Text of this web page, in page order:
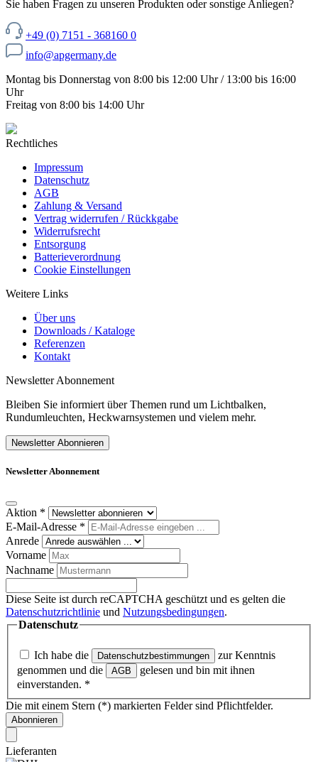
Sie haben Fragen zu unseren Produkten oder sonstige Anliegen?
+49 (0) 7151 - 368160 0
info@apgermany.de
Montag bis Donnerstag von 8:00 bis 12:00 Uhr / 13:00 bis 16:00
Uhr
Freitag von 8:00 bis 14:00 Uhr
Rechtliches
Impressum
Datenschutz
AGB
Zahlung & Versand
Vertrag widerrufen / Rückkgabe
Widerrufsrecht
Entsorgung
Batterieverordnung
Cookie Einstellungen
Weitere Links
Über uns
Downloads / Kataloge
Referenzen
Kontakt
Newsletter Abonnement
Bleiben Sie informiert über Themen rund um Lichtbalken,
Rundumleuchten, Heckwarnsystemen und vielem mehr.
Newsletter Abonnieren
Newsletter Abonnement
Aktion *
E-Mail-Adresse *
Anrede
Vorname
Nachname
Diese Seite ist durch reCAPTCHA geschützt und es gelten die
Datenschutzrichtlinie und Nutzungsbedingungen.
Datenschutz
Ich habe die Datenschutzbestimmungen
zur Kenntnis
genommen und die
AGB
gelesen und bin mit ihnen
einverstanden. *
Die mit einem Stern (*) markierten Felder sind Pflichtfelder.
Abonnieren
Lieferanten